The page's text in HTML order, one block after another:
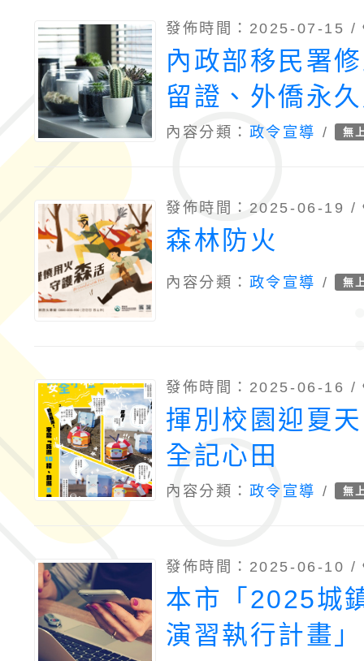
發佈時間：2025-07-15 /
內政部移民署
留證、外僑永
就業PASS卡及
內容分類： 政令宣導 / 無
發佈時間：2025-06-19 /
森林防火
內容分類： 政令宣導 / 無
發佈時間：2025-06-16 /
揮別校園迎夏
全記心田
內容分類： 政令宣導 / 無
發佈時間：2025-06-10 /
本市「2025城
演習執行計畫」